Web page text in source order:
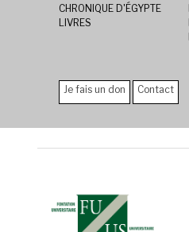
CHRONIQUE D'ÉGYPTE
LIVRES
Je fais un don Contact